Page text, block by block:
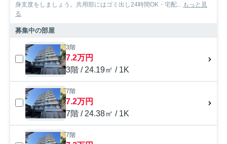
身支度をしましょう。共用部にはゴミ出し24時間OK・宅配... もっと見
る
募集中の部屋
3階
7.2万円
3階 / 24.19㎡ / 1K
7階
7.2万円
7階 / 24.38㎡ / 1K
7階